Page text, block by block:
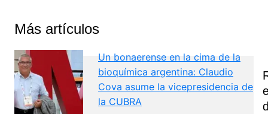
Más artículos
Un bonaerense en la cima de la
bioquímica argentina: Claudio
Cova asume la vicepresidencia de
la CUBRA